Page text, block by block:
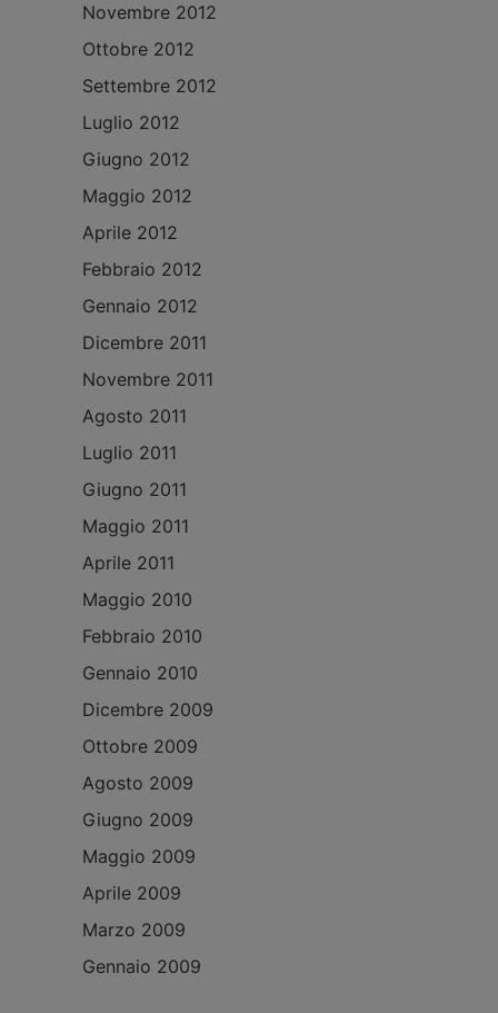
Novembre 2012
Ottobre 2012
Settembre 2012
Luglio 2012
Giugno 2012
Maggio 2012
Aprile 2012
Febbraio 2012
Gennaio 2012
Dicembre 2011
Novembre 2011
Agosto 2011
Luglio 2011
Giugno 2011
Maggio 2011
Aprile 2011
Maggio 2010
Febbraio 2010
Gennaio 2010
Dicembre 2009
Ottobre 2009
Agosto 2009
Giugno 2009
Maggio 2009
Aprile 2009
Marzo 2009
Gennaio 2009